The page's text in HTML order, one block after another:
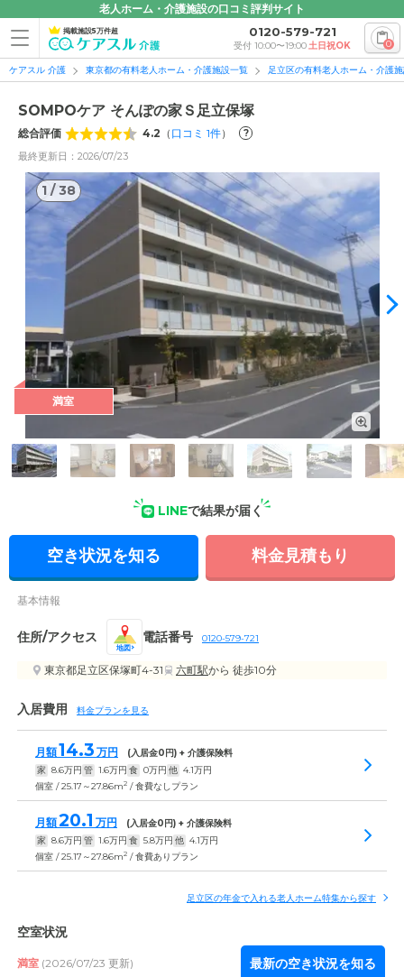
老人ホーム・介護施設の口コミ評判サイト
掲載施設5万件超 0120-579-721
受付 10:00〜19:00土日祝OK 0
ケアスル 介護 東京都の有料老人ホーム・介護施設一覧 足立区の有料老人ホーム・介護
SOMPOケア そんぽの家Ｓ足立保塚
総合評価 4.2 （ 口コミ 1件） ?
最終更新日：2026/07/23
1 /38
1/38
外観: つくばエクスプレス「六町駅」から徒歩10分。面会時間
に制限はないため、ご家族様にいつでも気軽に遊びに来ていた
満室
LINEで結果が届く
空き状況を知る 料金見積もり
基本情報
住所/アクセス
地図
電話番号 0120-579-721
東京都足立区保塚町4-31 六町駅から 徒歩10分
入居費用 料金プランを見る
月額14.3 万円 (入居金0円) + 介護保険料
家 8.6万円 管 1.6万円 食 0万円 他 4.1万円
個室 / 25.17～27.86m2 / 食費なしプラン
月額20.1 万円 (入居金0円) + 介護保険料
家 8.6万円 管 1.6万円 食 5.8万円 他 4.1万円
個室 / 25.17～27.86m2 / 食費ありプラン
足立区の年金で入れる老人ホーム特集から探す
空室状況
満室 (2026/07/23 更新) 最新の空き状況を知る